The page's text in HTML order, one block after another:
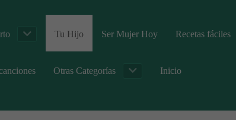
Tu Hijo Ser Mujer Hoy Recetas fáciles
Otras Categorías Inicio